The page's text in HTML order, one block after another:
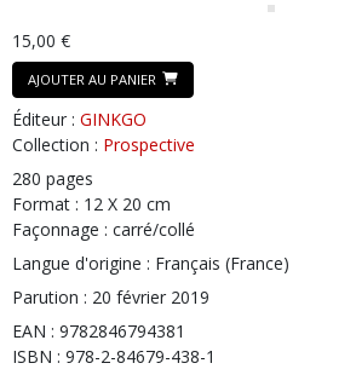
15,00 €
AJOUTER AU PANIER
Éditeur : GINKGO
Collection : Prospective
280 pages
Format : 12 X 20 cm
Façonnage : carré/collé
Langue d'origine : Français (France)
Parution : 20 février 2019
EAN : 9782846794381
ISBN : 978-2-84679-438-1